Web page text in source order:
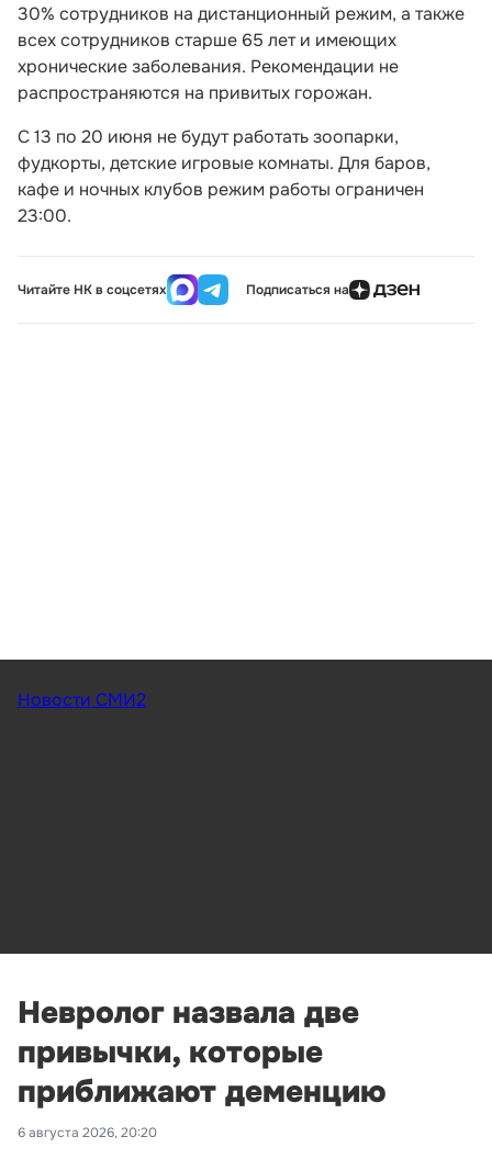
30% сотрудников на дистанционный режим, а также
всех сотрудников старше 65 лет и имеющих
хронические заболевания. Рекомендации не
распространяются на привитых горожан.
С 13 по 20 июня не будут работать зоопарки,
фудкорты, детские игровые комнаты. Для баров,
кафе и ночных клубов режим работы ограничен
23:00.
Читайте НК в соцсетях Подписаться на
Новости СМИ2
Невролог назвала две
привычки, которые
приближают деменцию
6 августа 2026, 20:20